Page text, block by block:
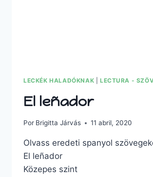
LECKÉK HALADÓKNAK LECTURA -
El leñador
Por Brigitta Járvás 11 abril, 2020
Olvass eredeti spanyol
El leñador
Közepes szint